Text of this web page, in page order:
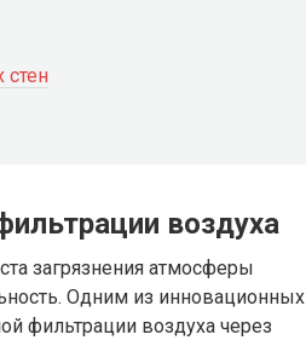
воздуха
загрязнения атмосферы
Одним из инновационных
фильтрации воздуха через